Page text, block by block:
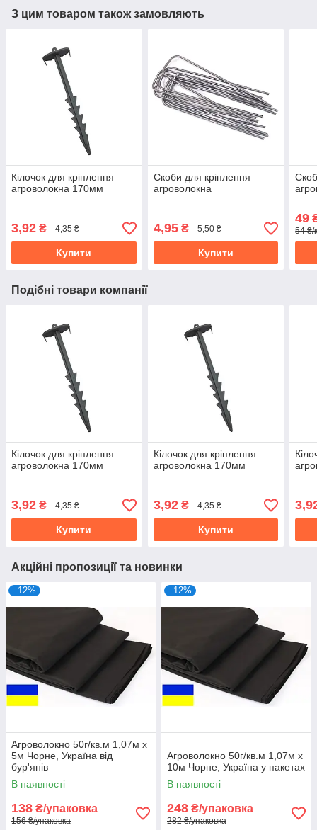
З цим товаром також замовляють
Кілочок для кріплення
агроволокна 170мм
3,92 ₴ 4,35 ₴
Купити
Скоби для кріплення
агроволокна
4,95₴ 5,50 ₴
Купити
49
54 ₴/
Подібні товари компанії
Кілочок для кріплення
агроволокна 170мм
3,92 ₴ 4,35 ₴
Купити
Кілочок для кріплення
агроволокна 170мм
3,92₴ 4,35 ₴
Купити
Акційні пропозиції та новинки
–12%
Агроволокно 50г/кв.м 1,07м х
5м Чорне, Україна від
бур'янів
В наявності
138 ₴/упаковка
156 ₴/упаковка
–12%
Агроволокно 50г/кв.м 1,07м х
10м Чорне, Україна у пакетах
В наявності
248 ₴/упаковка
282 ₴/упаковка